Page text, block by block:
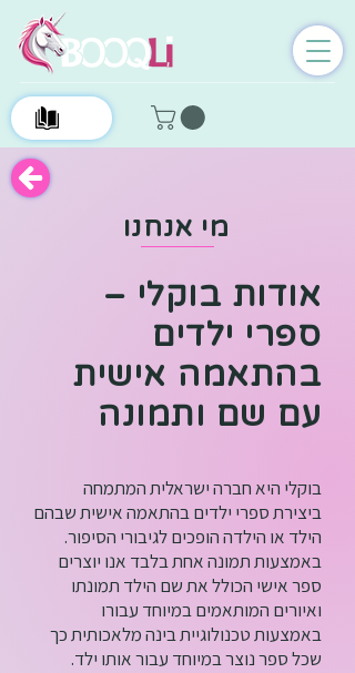
מי אנחנו
אודות בוקלי –
ספרי ילדים
בהתאמה אישית
עם שם ותמונה
בוקלי היא חברה ישראלית המתמחה
ביצירת ספרי ילדים בהתאמה אישית שבהם
הילד או הילדה הופכים לגיבורי הסיפור.
באמצעות תמונה אחת בלבד אנו יוצרים
ספר אישי הכולל את שם הילד תמונתו
ואיורים המותאמים במיוחד עבורו
באמצעות טכנולוגיית בינה מלאכותית כך
שכל ספר נוצר במיוחד עבור אותו ילד.